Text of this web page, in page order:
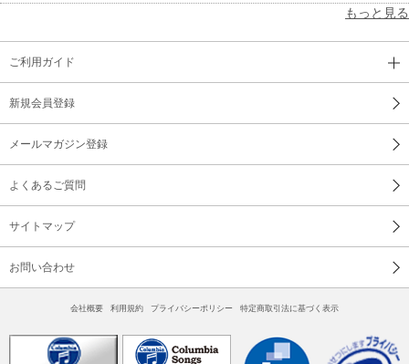
もっと見る
ご利用ガイド
新規会員登録
メールマガジン登録
よくあるご質問
サイトマップ
お問い合わせ
会社概要 利用規約 プライバシーポリシー 特定商取引法に基づく表示